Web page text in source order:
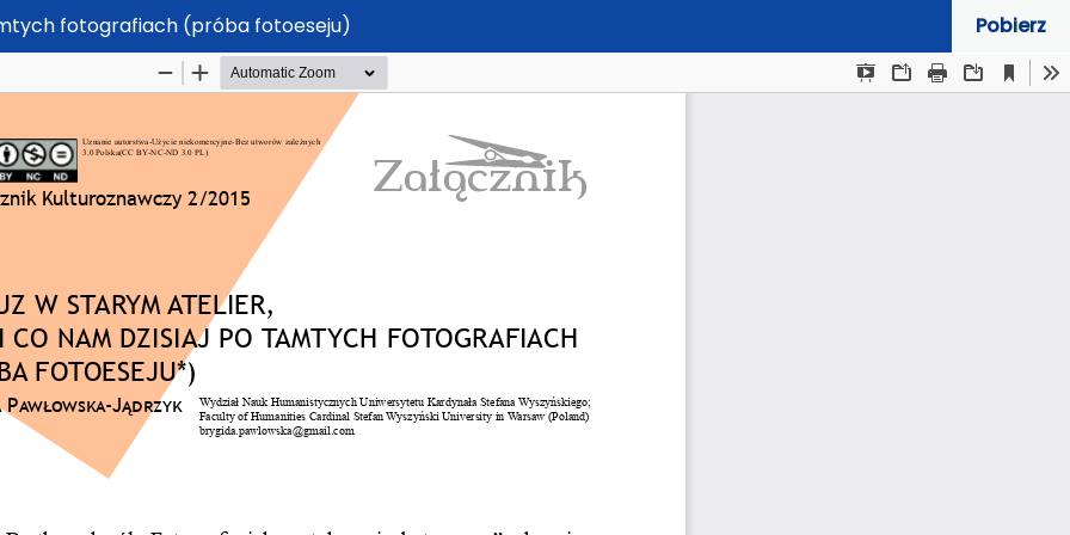
fotografiach (próba fotoeseju) Pobierz